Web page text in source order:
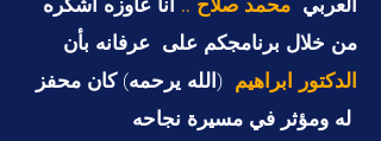
العربي محمد صلاح .. انا عاوزه اشكره
من خلال برنامجكم على عرفانه بأن
الدكتور ابراهيم (الله يرحمه) كان محفز